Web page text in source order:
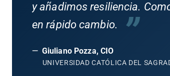
y añadimos resiliencia.
en rápido cambio.
”
— Giuliano Pozza, CIO
UNIVERSIDAD CATÓLICA DEL